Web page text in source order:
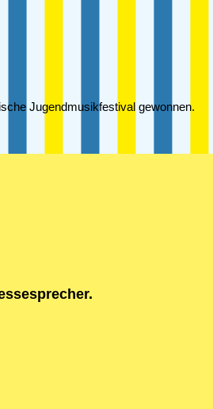
Jugendmusikfestival gewonnen.